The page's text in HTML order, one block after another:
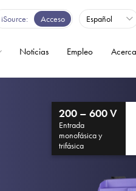
iSource Acceso Español
Noticias Empleo
200 – 600 V
Entrada
monofásica y
trifásica